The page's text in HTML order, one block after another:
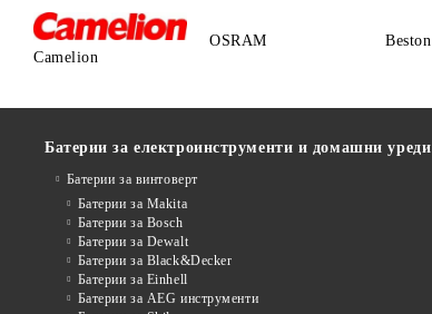
Camelion
OSRAM Beston
Батерии за електроинструменти и домашни уреди
Батерии за винтоверт
Батерии за Makita
Батерии за Bosch
Батерии за Dewalt
Батерии за Black&Decker
Батерии за Einhell
Батерии за AEG инструменти